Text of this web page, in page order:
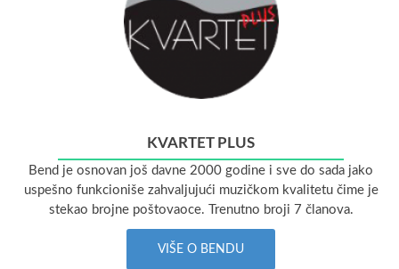
KVARTET PLUS
Bend je osnovan još davne 2000 godine i sve do sada jako
uspešno funkcioniše zahvaljujući muzičkom kvalitetu čime je
stekao brojne poštovaoce. Trenutno broji 7 članova.
VIŠE O BENDU